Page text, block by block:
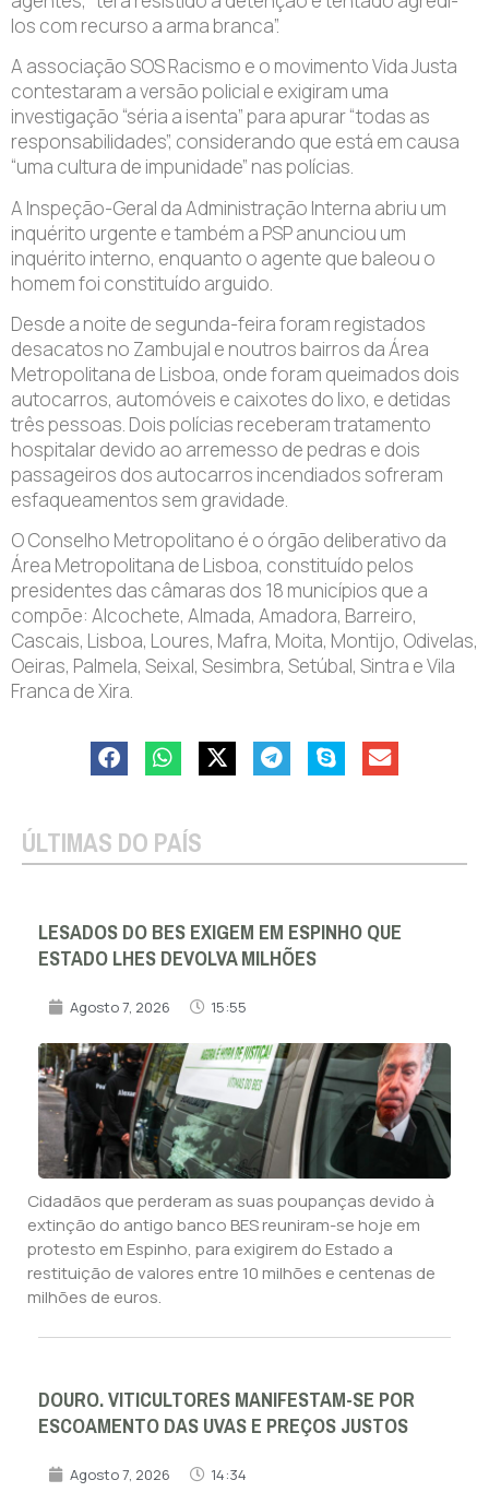
los com recurso a arma branca”.
A associação SOS Racismo e o movimento Vida Justa
contestaram a versão policial e exigiram uma
investigação “séria a isenta” para apurar “todas as
responsabilidades”, considerando que está em causa
“uma cultura de impunidade” nas polícias.
A Inspeção-Geral da Administração Interna abriu um
inquérito urgente e também a PSP anunciou um
inquérito interno, enquanto o agente que baleou o
homem foi constituído arguido.
Desde a noite de segunda-feira foram registados
desacatos no Zambujal e noutros bairros da Área
Metropolitana de Lisboa, onde foram queimados dois
autocarros, automóveis e caixotes do lixo, e detidas
três pessoas. Dois polícias receberam tratamento
hospitalar devido ao arremesso de pedras e dois
passageiros dos autocarros incendiados sofreram
esfaqueamentos sem gravidade.
O Conselho Metropolitano é o órgão deliberativo da
Área Metropolitana de Lisboa, constituído pelos
presidentes das câmaras dos 18 municípios que a
compõe: Alcochete, Almada, Amadora, Barreiro,
Cascais, Lisboa, Loures, Mafra, Moita, Montijo, Odivelas,
Oeiras, Palmela, Seixal, Sesimbra, Setúbal, Sintra e Vila
Franca de Xira.
ÚLTIMAS DO PAÍS
LESADOS DO BES EXIGEM EM ESPINHO QUE
ESTADO LHES DEVOLVA MILHÕES
Agosto 7, 2026 15:55
Cidadãos que perderam as suas poupanças devido à
extinção do antigo banco BES reuniram-se hoje em
protesto em Espinho, para exigirem do Estado a
restituição de valores entre 10 milhões e centenas de
milhões de euros.
DOURO. VITICULTORES MANIFESTAM-SE POR
ESCOAMENTO DAS UVAS E PREÇOS JUSTOS
Agosto 7, 2026 14:34